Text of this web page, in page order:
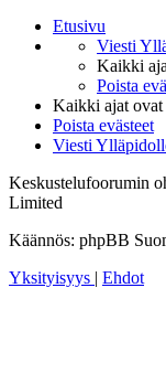
Etusivu
Viesti
Kaikki
Poista
Kaikki ajat ovat
Poista evästeet
Viesti
Keskustelufoorumin
Limited
Käännös: phpBB
Yksityisyys | Ehdot